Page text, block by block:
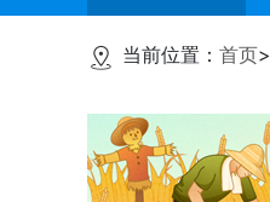
当前位置： 首页>